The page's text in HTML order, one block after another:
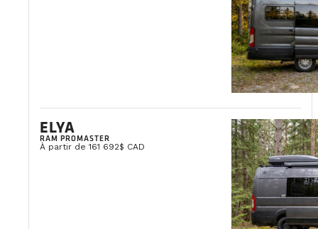
ELYA
RAM PROMASTER
À partir de 161 692$ CAD